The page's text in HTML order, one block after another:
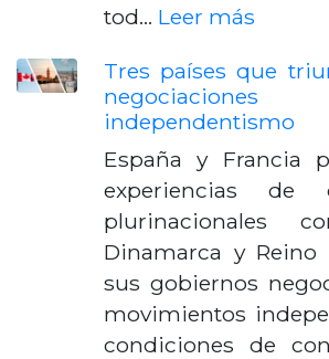
tod… Leer más
Tres países que
independentismo
España y Francia
experiencias de
plurinacionales
Dinamarca y Reino
sus gobiernos
movimientos
condiciones de